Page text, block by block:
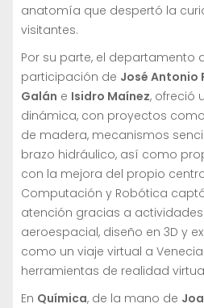
anatomía que despertó la
visitantes.
Por su parte, el departamento
participación de José Antonio
Galán e Isidro Maínez, ofreció
dinámica, con proyectos
de madera, mecanismos
brazo hidráulico, así como
con la mejora del propio
Computación y Robótica
atención gracias a
aeroespacial, diseño en 3D y
como un viaje virtual a
herramientas de realidad
En Química, de la mano de